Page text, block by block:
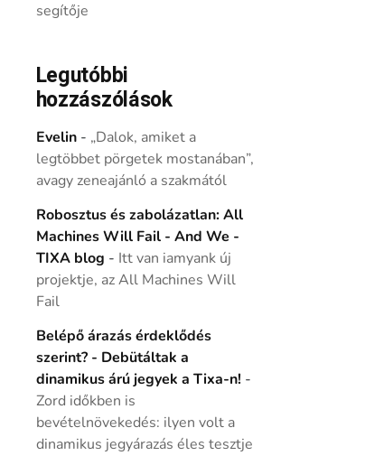
segítője
Legutóbbi
hozzászólások
Evelin- „Dalok, amiket a
legtöbbet pörgetek mostanában”,
avagy zeneajánló a szakmától
Robosztus és zabolázatlan: All
Machines Will Fail - And We -
TIXA blog - Itt van iamyank új
projektje, az All Machines Will
Fail
Belépő árazás érdeklődés
szerint? - Debütáltak a
dinamikus árú jegyek a Tixa-n! -
Zord időkben is
bevételnövekedés: ilyen volt a
dinamikus jegyárazás éles tesztje